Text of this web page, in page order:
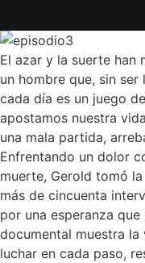
El azar y la suerte han
un hombre que, sin
cada día es un juego
apostamos nuestra
una mala partida,
Enfrentando un dolor
muerte, Gerold tomó
más de cincuenta
por una esperanza
documental muestra
luchar en cada paso,